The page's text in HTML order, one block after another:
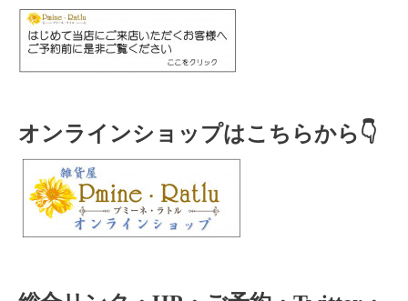
オンラインショップはこちらから👇